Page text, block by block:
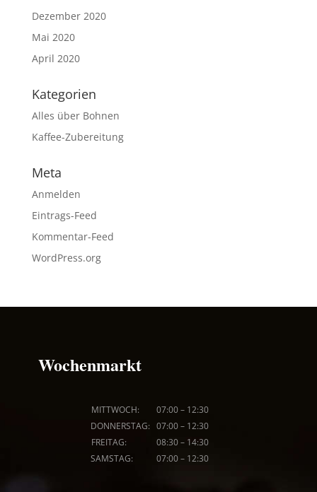
Dezember 2020
Mai 2020
April 2020
Kategorien
Alles über Bohnen
Kaffee-Zubereitung
Meta
Anmelden
Eintrags-Feed
Kommentar-Feed
WordPress.org
Wochenmarkt
MITTWOCH: 07:00–12:30
DONNERSTAG: 07:00– 12:30
FREITAG: 08:30–14:30
SAMSTAG: 07:00– 12:30